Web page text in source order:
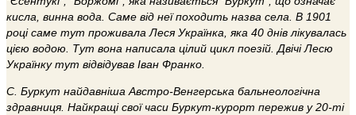
кисла, винна вода. Саме від неї походить назва села. В 1901
році саме тут проживала Леся Українка, яка 40 днів лікувалась
цією водою. Тут вона написала цілий цикл поезій. Двічі Лесю
Українку тут відвідував Іван Франко.
С. Буркут найдавніша Австро-Венгерська бальнеологічна
здравниця. Найкращі свої часи Буркут-курорт пережив у 20-ті